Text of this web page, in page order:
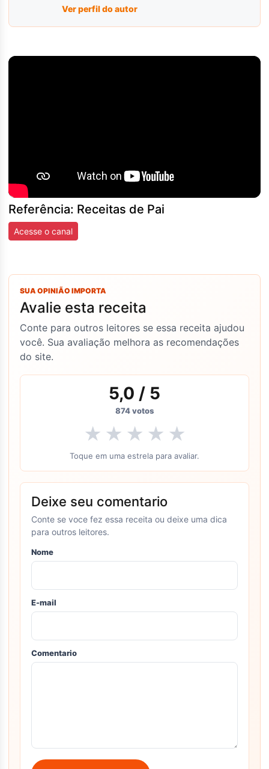
Ver perfil do autor
Referência: Receitas de Pai
Acesse o canal
SUA OPINIÃO IMPORTA
Avalie esta receita
Conte para outros leitores se essa receita ajudou
você. Sua avaliação melhora as recomendações
do site.
5,0 / 5
874votos
★ ★ ★ ★ ★
Toque em uma estrela para avaliar.
Deixe seu comentario
Conte se voce fez essa receita ou deixe uma dica
para outros leitores.
Nome
E-mail
Comentario